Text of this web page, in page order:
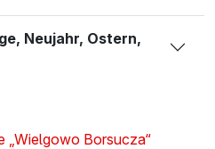
Neujahr, Ostern,
„Wielgowo Borsucza“